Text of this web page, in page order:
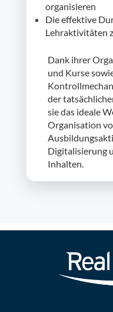
organisieren
Die effektive
Lehraktivitäten
Dank ihrer
und Kurse
der
sie das ideale
Organisation
Digitalisierung
Inhalten.